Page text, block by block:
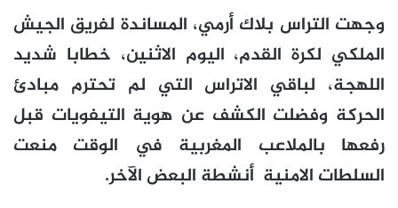
وجهت التراس بلاك أرمي، المساندة لفريق الجيش
الملكي لكرة القدم، اليوم الاثنين، خطابا شديد
اللهجة، لباقي الاتراس التي لم تحترم مبادئ
الحركة وفضلت الكشف عن هوية التيفويات قبل
رفعها بالملاعب المغربية في الوقت منعت
السلطات الامنية أنشطة البعض الآخر.